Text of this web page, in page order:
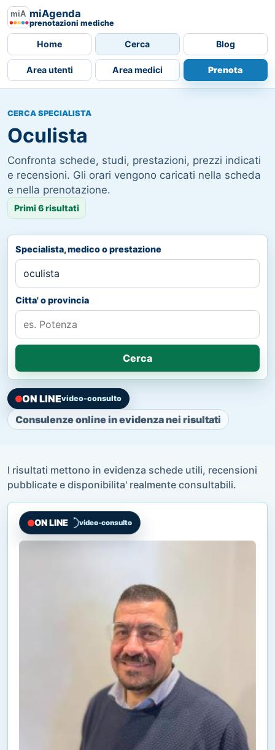
miAgenda
prenotazioni mediche
Home Cerca Blog
Area utenti Area medici Prenota
CERCA SPECIALISTA
Oculista
Confronta schede, studi, prestazioni, prezzi indicati
e recensioni. Gli orari vengono caricati nella scheda
e nella prenotazione.
Primi 6 risultati
Specialista, medico o prestazione
Citta' o provincia
Cerca
ON LINEvideo-consulto
Consulenze online in evidenza nei risultati
I risultati mettono in evidenza schede utili, recensioni
pubblicate e disponibilita' realmente consultabili.
ON LINE video-consulto